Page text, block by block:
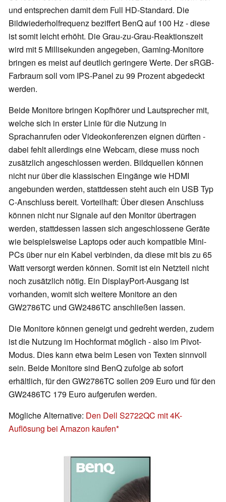
und entsprechen damit dem Full HD-Standard. Die
Bildwiederholfrequenz beziffert BenQ auf 100 Hz - diese
ist somit leicht erhöht. Die Grau-zu-Grau-Reaktionszeit
wird mit 5 Millisekunden angegeben, Gaming-Monitore
bringen es meist auf deutlich geringere Werte. Der sRGB-
Farbraum soll vom IPS-Panel zu 99 Prozent abgedeckt
werden.
Beide Monitore bringen Kopfhörer und Lautsprecher mit,
welche sich in erster Linie für die Nutzung in
Sprachanrufen oder Videokonferenzen eignen dürften -
dabei fehlt allerdings eine Webcam, diese muss noch
zusätzlich angeschlossen werden. Bildquellen können
nicht nur über die klassischen Eingänge wie HDMI
angebunden werden, stattdessen steht auch ein USB Typ
C-Anschluss bereit. Vorteilhaft: Über diesen Anschluss
können nicht nur Signale auf den Monitor übertragen
werden, stattdessen lassen sich angeschlossene Geräte
wie beispielsweise Laptops oder auch kompatible Mini-
PCs über nur ein Kabel verbinden, da diese mit bis zu 65
Watt versorgt werden können. Somit ist ein Netzteil nicht
noch zusätzlich nötig. Ein DisplayPort-Ausgang ist
vorhanden, womit sich weitere Monitore an den
GW2786TC und GW2486TC anschließen lassen.
Die Monitore können geneigt und gedreht werden, zudem
ist die Nutzung im Hochformat möglich - also im Pivot-
Modus. Dies kann etwa beim Lesen von Texten sinnvoll
sein. Beide Monitore sind BenQ zufolge ab sofort
erhältlich, für den GW2786TC sollen 209 Euro und für den
GW2486TC 179 Euro aufgerufen werden.
Mögliche Alternative: Den Dell S2722QC mit 4K-
Auflösung bei Amazon kaufen